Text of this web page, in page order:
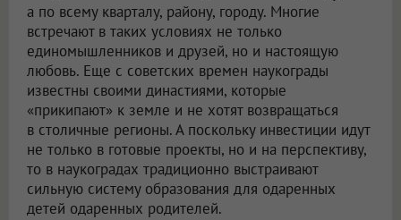
а по всему кварталу, району, городу. Многие
встречают в таких условиях не только
единомышленников и друзей, но и настоящую
любовь. Еще с советских времен наукограды
известны своими династиями, которые
«прикипают» к земле и не хотят возвращаться
в столичные регионы. А поскольку инвестиции идут
не только в готовые проекты, но и на перспективу,
то в наукоградах традиционно выстраивают
сильную систему образования для одаренных
детей одаренных родителей.